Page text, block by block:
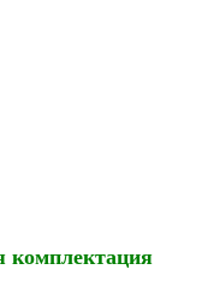
комплектация